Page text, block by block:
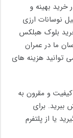
بهینه و
نوسانات ارزی
خرید بلوک هبلکس
ما در عمران
توانید هزینه های
و مقرون به
ببرید. برای
یا از پلتفرم